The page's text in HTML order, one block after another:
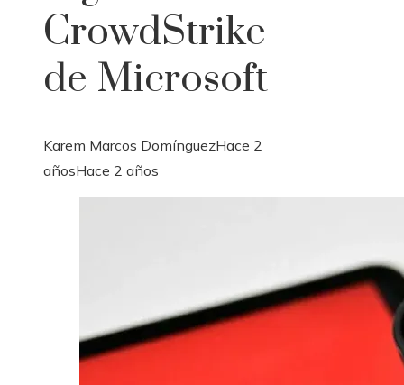
CrowdStrike
de Microsoft
Karem Marcos DomínguezHace 2
añosHace 2 años